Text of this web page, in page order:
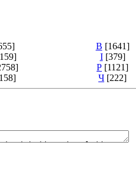
В [1641]
І [379]
Р [1121]
Ч [222]